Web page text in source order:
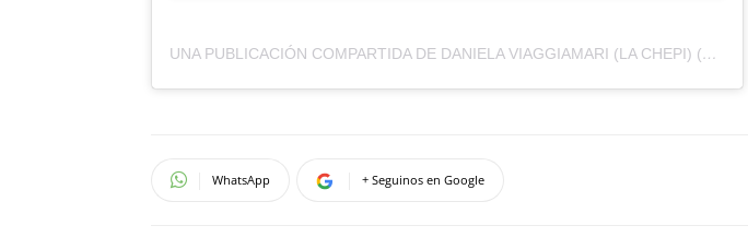
UNA PUBLICACIÓN COMPARTIDA DE DANIELA VIAGGIAMARI (LA CHEPI) (@DANILACHEPI)
WhatsApp + Seguinos en Google